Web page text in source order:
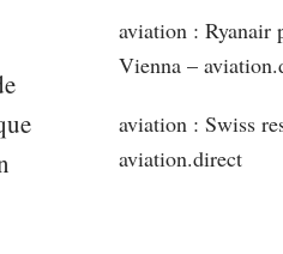
aviation : Ryanair
Vienna –
aviation : Swiss
aviation.direct